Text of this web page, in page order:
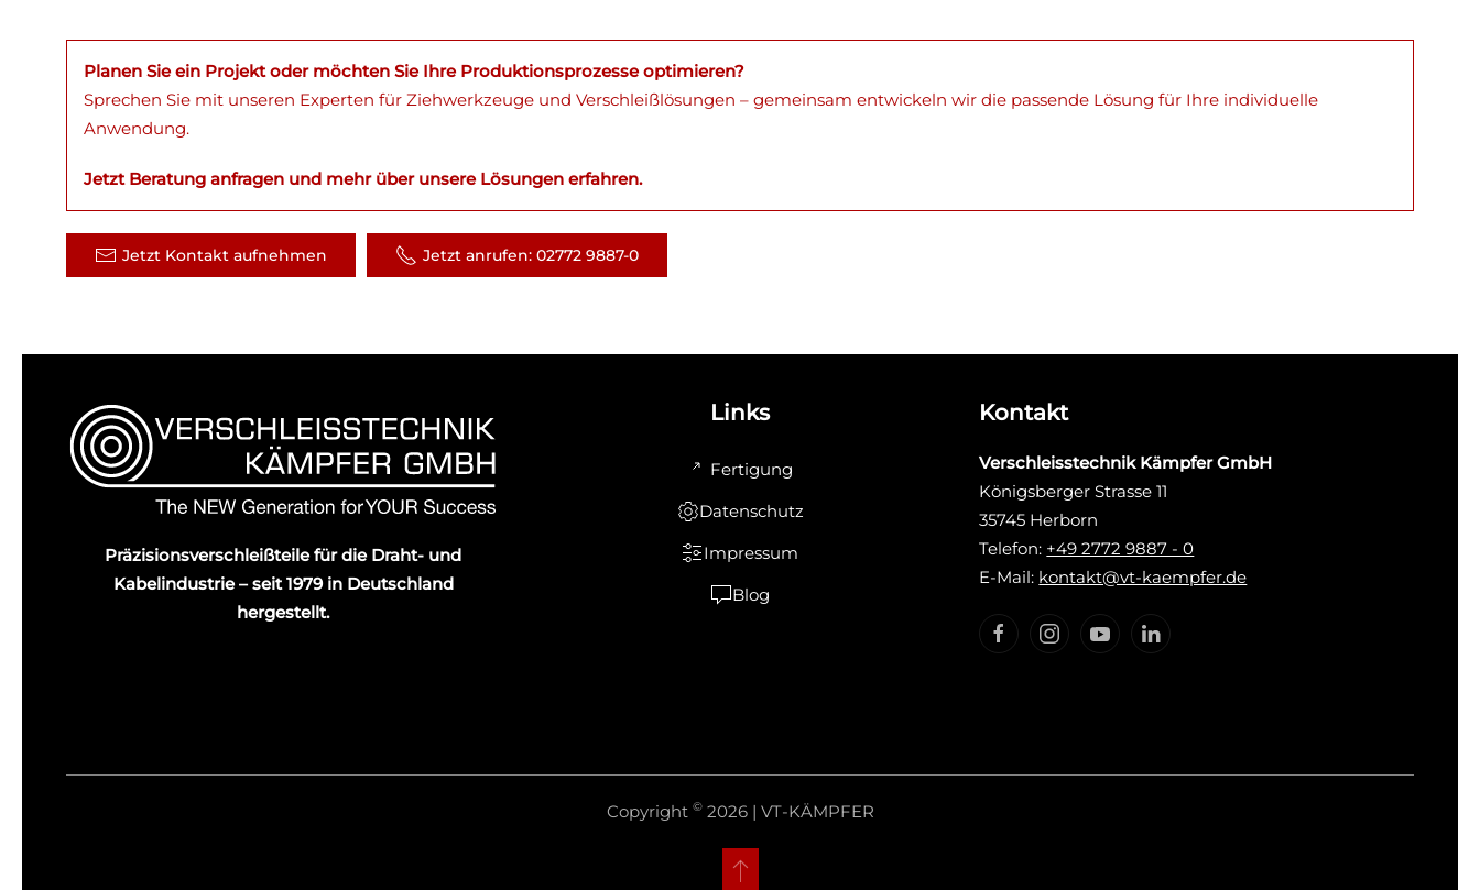
Planen Sie ein Projekt oder möchten Sie Ihre Produktionsprozesse optimieren?
Sprechen Sie mit unseren Experten für Ziehwerkzeuge und Verschleißlösungen – gemeinsam entwickeln wir die passende Lösung für Ihre individuelle
Anwendung.
Jetzt Beratung anfragen und mehr über unsere Lösungen erfahren.
Jetzt Kontakt aufnehmen Jetzt anrufen: 02772 9887-0
Präzisionsverschleißteile für die Draht- und
Kabelindustrie – seit 1979 in Deutschland
hergestellt.
Links
Fertigung
Datenschutz
Impressum
Blog
Kontakt
Verschleisstechnik Kämpfer GmbH
Königsberger Strasse 11
35745 Herborn
Telefon: +49 2772 9887 - 0
E-Mail: kontakt@vt-kaempfer.de
Copyright ©2026 | VT-KÄMPFER